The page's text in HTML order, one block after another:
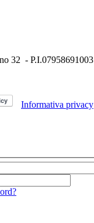
32 - P.I.07958691003
Informativa privacy